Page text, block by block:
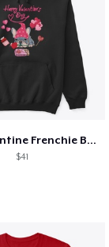
Cute Valentine Frenchie Bulldog
$41